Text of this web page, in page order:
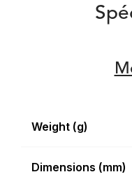
Weight (g)
Dimensions (mm)